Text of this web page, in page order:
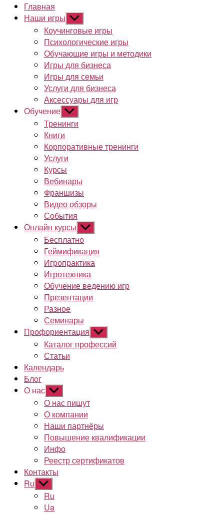
Главная
Наши игры Показывать
подменю
Коучинговые игры
Психологические игры
Обучающие игры и методики
Игры для бизнеса
Игры для семьи
Услуги для бизнеса
Аксессуары для игр
Обучение Показывать
подменю
Тренинги
Книги
Корпоративные тренинги
Услуги
Курсы
Вебинары
Франшизы
Видео обзоры
События
Онлайн курсы Показывать
подменю
Бесплатно
Геймификация
Игропрактика
Игротехника
Обучение ведению игр
Презентации
Разное
Семинары
Профориентация Показывать
подменю
Каталог профессий
Статьи
Календарь
Блог
О нас Показывать
подменю
О нас пишут
О компании
Наши партнёры
Повышение квалификации
Инфо
Реестр сертификатов
Контакты
Ru Показывать
подменю
Ru
Ua